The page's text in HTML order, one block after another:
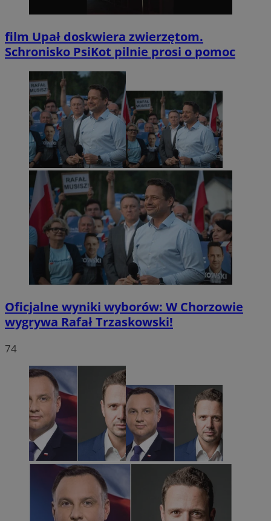
film Upał doskwiera zwierzętom.
Schronisko PsiKot pilnie prosi o pomoc
Oficjalne wyniki wyborów: W Chorzowie
wygrywa Rafał Trzaskowski!
74